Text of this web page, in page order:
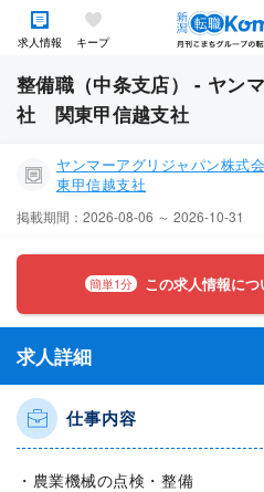
求人情報 キープ
整備職（中条支店） - ヤン
社 関東甲信越支社
ヤンマーアグリジャパン株式
東甲信越支社
掲載期間：2026-08-06 ～ 2026-10-31
簡単1分 この求人情報に
求人詳細
仕事内容
・農業機械の点検・整備